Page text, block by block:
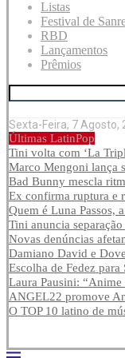
Listas
Festival de
RBD
Lançamentos
Prêmios
Sexta-Feira, 7 Agosto,
Últimas LatinPop
Tini volta com ‘La
Marco Mengoni lança
Bad Bunny mescla
Ex confirma ruptura e
Quem é Luna Passos,
Tini anuncia
Novas denúncias
Damiano David e
Escolha de Fedez
Laura Pausini: “Anime
ANGEL22 promove
O TOP 10 latino de